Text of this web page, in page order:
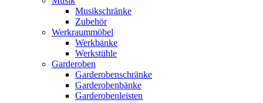
Musikschränke
Zubehör
Werkraummöbel
Werkbänke
Werkstühle
Garderoben
Garderobenschränke
Garderobenbänke
Garderobenleisten